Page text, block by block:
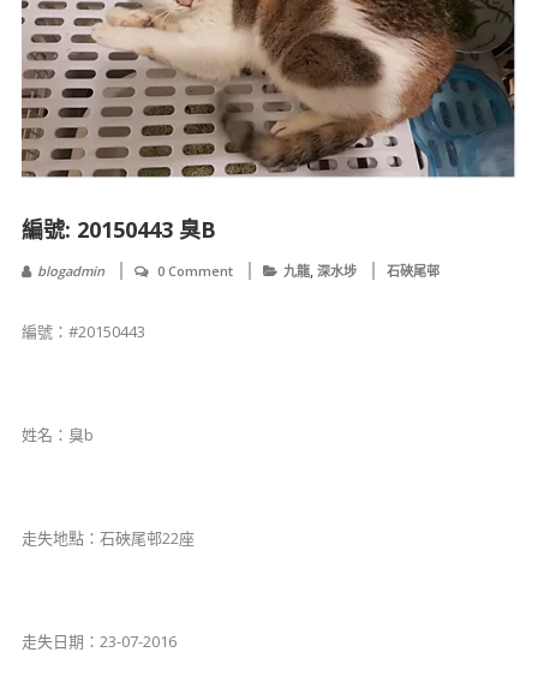
編號: 20150443 臭B
blogadmin 0 Comment 九龍, 深水埗 石硤尾邨
編號：#20150443
姓名：臭b
走失地點：石硤尾邨22座
走失日期：23-07-2016